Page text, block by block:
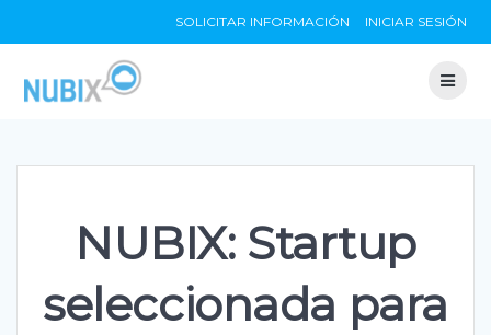
to
SOLICITAR INFORMACIÓN INICIAR SESIÓN
NUBIX: Startup
seleccionada para